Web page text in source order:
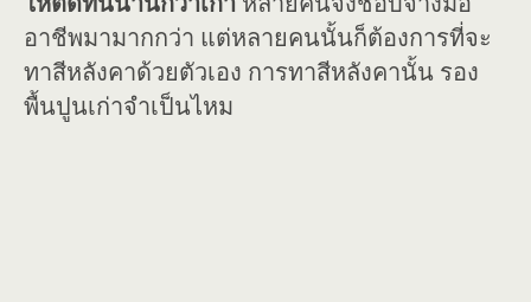
อาชีพมามากกว่า แต่หลายคนนั้นก็ต้องการที่จะ
ทาสีหลังคาด้วยตัวเอง การทาสีหลังคานั้น รอง
พื้นปูนเก่าจำเป็นไหม